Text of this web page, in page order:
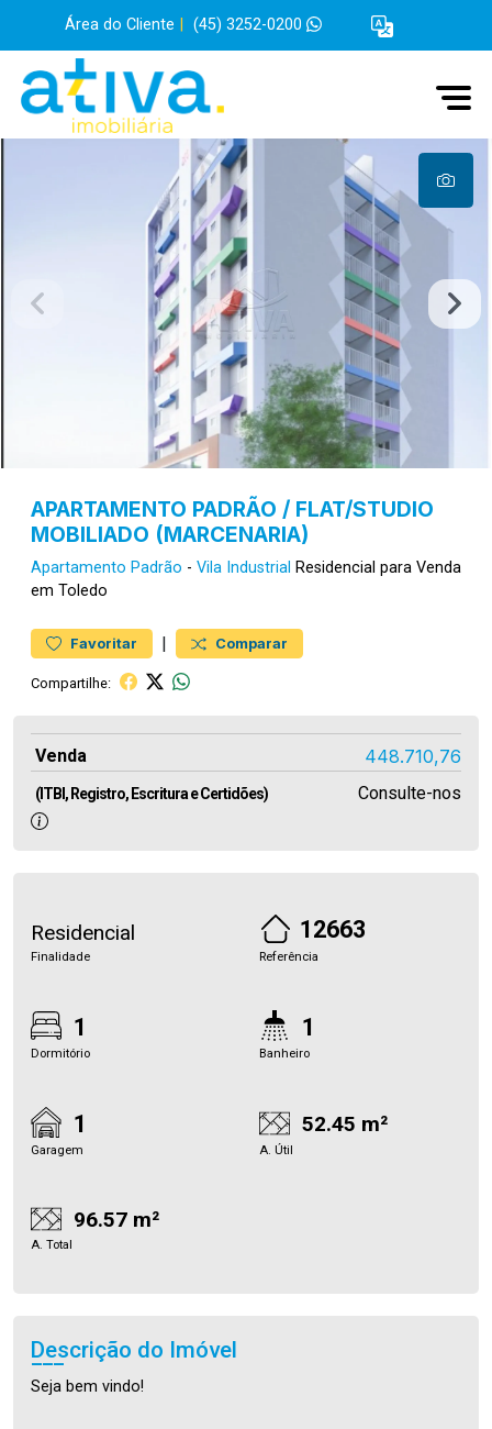
Área do Cliente (45) 3252-0200
APARTAMENTO PADRÃO / FLAT/STUDIO
MOBILIADO (MARCENARIA)
Apartamento Padrão - Vila Industrial Residencial para Venda
em Toledo
Favoritar | Comparar
Compartilhe:
Venda 448.710,76
(ITBI, Registro, Escritura e Certidões) Consulte-nos
Residencial
Finalidade
12663
Referência
1
Dormitório
1
Banheiro
1
Garagem
52.45 m²
A. Útil
96.57 m²
A. Total
Descrição do Imóvel
Seja bem vindo!